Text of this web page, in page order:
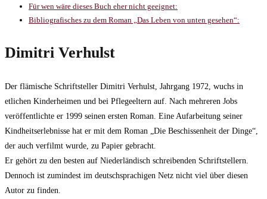
Für wen wäre dieses Buch eher nicht geeignet:
Bibliografisches zu dem Roman „Das Leben von unten gesehen“:
Dimitri Verhulst
Der flämische Schriftsteller Dimitri Verhulst, Jahrgang 1972, wuchs in
etlichen Kinderheimen und bei Pflegeeltern auf. Nach mehreren Jobs
veröffentlichte er 1999 seinen ersten Roman. Eine Aufarbeitung seiner
Kindheitserlebnisse hat er mit dem Roman „Die Beschissenheit der Dinge“,
der auch verfilmt wurde, zu Papier gebracht.
Er gehört zu den besten auf Niederländisch schreibenden Schriftstellern.
Dennoch ist zumindest im deutschsprachigen Netz nicht viel über diesen
Autor zu finden.